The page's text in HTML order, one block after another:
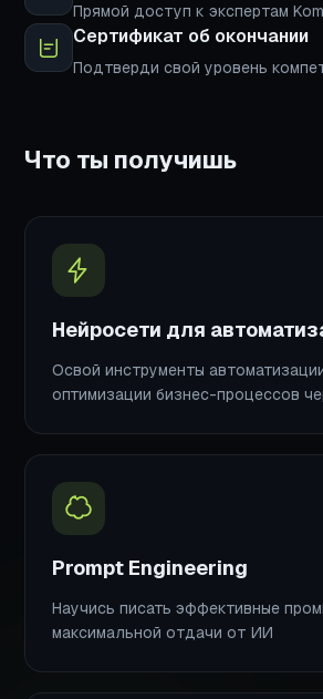
Прямой доступ к экспертам
Сертификат об окончании
Подтверди свой уровень
Что ты получишь
Нейросети для
Освой инструменты
оптимизации бизнес-процессов
Prompt Engineering
Научись писать эффективные
максимальной отдачи от ИИ